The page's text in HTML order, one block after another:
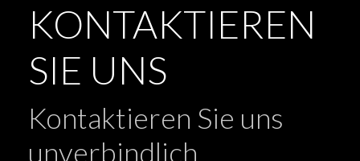
KONTAKTIEREN
SIE UNS
Kontaktieren Sie uns
unverbindlich